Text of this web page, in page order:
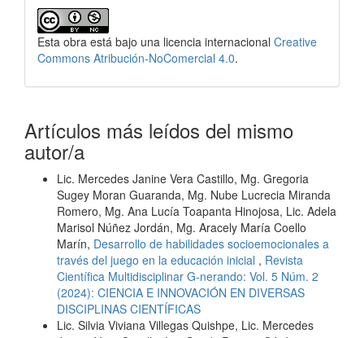
Esta obra está bajo una licencia internacional Creative
Commons Atribución-NoComercial 4.0.
Artículos más leídos del mismo
autor/a
Lic. Mercedes Janine Vera Castillo, Mg. Gregoria
Sugey Moran Guaranda, Mg. Nube Lucrecia Miranda
Romero, Mg. Ana Lucía Toapanta Hinojosa, Lic. Adela
Marisol Núñez Jordán, Mg. Aracely María Coello
Marín, Desarrollo de habilidades socioemocionales a
través del juego en la educación inicial , Revista
Científica Multidisciplinar G-nerando: Vol. 5 Núm. 2
(2024): CIENCIA E INNOVACIÓN EN DIVERSAS
DISCIPLINAS CIENTÍFICAS
Lic. Silvia Viviana Villegas Quishpe, Lic. Mercedes